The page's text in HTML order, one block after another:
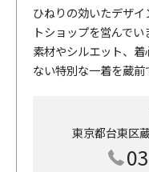
ひねりの効いたデザ
トショップを営んで
素材やシルエット、
ない特別な一着を蔵前
東京都台東区